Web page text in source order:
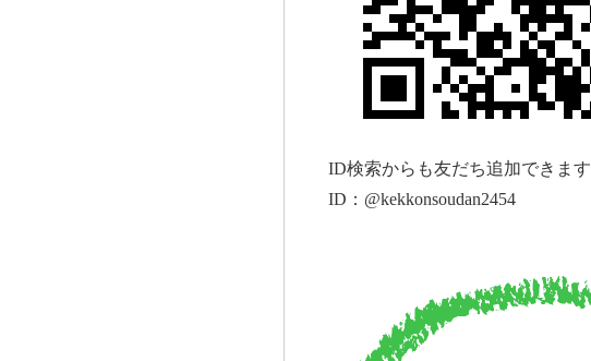
ID検索からも友だち追加できます
ID：@kekkonsoudan2454